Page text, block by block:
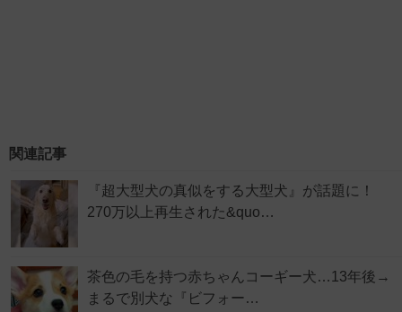
関連記事
『超大型犬の真似をする大型犬』が話題に！
270万以上再生された&quo…
茶色の毛を持つ赤ちゃんコーギー犬…13年後→
まるで別犬な『ビフォー…